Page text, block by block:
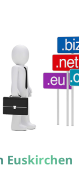
Euskirchen